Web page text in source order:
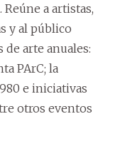
a artistas,
y al público
de arte anuales:
PArC; la
e iniciativas
otros eventos